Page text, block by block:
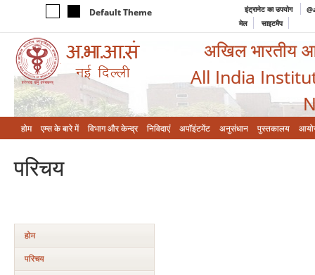
Default Theme इंट्रानेट का उपयोग
मेल
साइटमैप
अखिल भारतीय
All India
होम एम्‍स के बारे में विभाग और केन्‍द्र निविदाएं अपॉइंटमेंट अनुसंधान पुस्तकालय
परिचय
होम
परिचय